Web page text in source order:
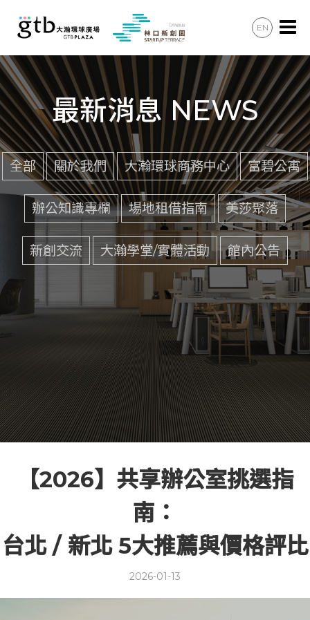
辦公會議
住宿住宅
美食購物
共享空間
最新消息
加入會員
聯絡諮詢
交通資訊
EN
最新消息 NEWS
全部 關於我們 大瀚環球商務中心 富碧公寓
辦公知識專欄 場地租借指南 美莎聚落
新創交流 大瀚學堂/實體活動 館內公告
【2026】共享辦公室挑選指
南：
台北 / 新北 5大推薦與價格評比
2026-01-13